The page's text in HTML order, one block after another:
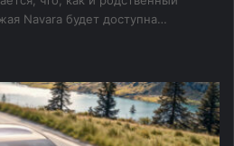
Navara будет доступна…